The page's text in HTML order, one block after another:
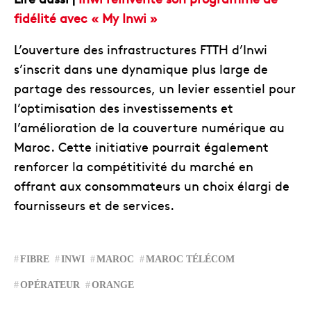
fidélité avec « My Inwi »
L’ouverture des infrastructures FTTH d’Inwi
s’inscrit dans une dynamique plus large de
partage des ressources, un levier essentiel pour
l’optimisation des investissements et
l’amélioration de la couverture numérique au
Maroc. Cette initiative pourrait également
renforcer la compétitivité du marché en
offrant aux consommateurs un choix élargi de
fournisseurs et de services.
FIBRE INWI MAROC MAROC TÉLÉCOM
OPÉRATEUR ORANGE